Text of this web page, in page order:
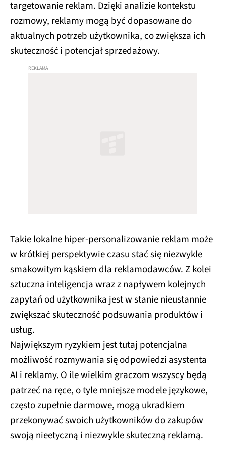
targetowanie reklam. Dzięki analizie kontekstu
rozmowy, reklamy mogą być dopasowane do
aktualnych potrzeb użytkownika, co zwiększa ich
skuteczność i potencjał sprzedażowy.
Takie lokalne hiper-personalizowanie reklam może
w krótkiej perspektywie czasu stać się niezwykle
smakowitym kąskiem dla reklamodawców. Z kolei
sztuczna inteligencja wraz z napływem kolejnych
zapytań od użytkownika jest w stanie nieustannie
zwiększać skuteczność podsuwania produktów i
usług.
Największym ryzykiem jest tutaj potencjalna
możliwość rozmywania się odpowiedzi asystenta
AI i reklamy. O ile wielkim graczom wszyscy będą
patrzeć na ręce, o tyle mniejsze modele językowe,
często zupełnie darmowe, mogą ukradkiem
przekonywać swoich użytkowników do zakupów
swoją nieetyczną i niezwykle skuteczną reklamą.